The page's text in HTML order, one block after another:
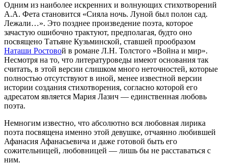
Одним из наиболее искренних и волнующих стихотворений
А.А. Фета становится «Сияла ночь. Луной был полон сад.
Лежали…». Это позднее произведение поэта, которое
зачастую ошибочно трактуют, предполагая, будто оно
посвящено Татьяне Кузьминской, ставшей прообразом
Наташи Ростовой в романе Л.Н. Толстого «Война и мир».
Несмотря на то, что литературоведы имеют основания так
считать, в этой версии слишком много неточностей, которые
полностью отсутствуют в иной, менее известной версии
истории создания стихотворения, согласно которой его
адресатом является Мария Лазич — единственная любовь
поэта.
Немногим известно, что абсолютно вся любовная лирика
поэта посвящена именно этой девушке, отчаянно любившей
Афанасия Афанасьевича и даже готовой быть его
сожительницей, любовницей — лишь бы не расставаться с
ним.